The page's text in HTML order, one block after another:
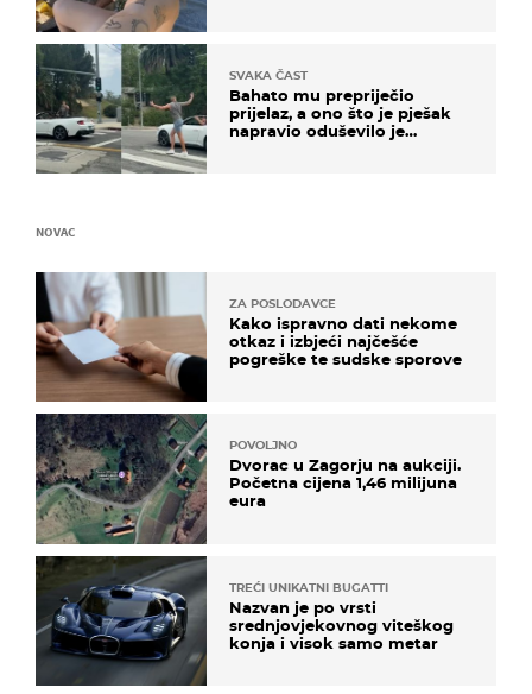
SVAKA ČAST
Bahato mu prepriječio
prijelaz, a ono što je pješak
napravio oduševilo je
NOVAC
ZA POSLODAVCE
Kako ispravno dati nekome
otkaz i izbjeći najčešće
pogreške te sudske sporove
POVOLJNO
Dvorac u Zagorju na aukciji.
Početna cijena 1,46 milijuna
eura
TREĆI UNIKATNI BUGATTI
Nazvan je po vrsti
srednjovjekovnog viteškog
konja i visok samo metar